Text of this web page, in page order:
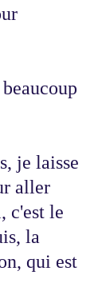
je laisse
aller
c'est le
la
qui est